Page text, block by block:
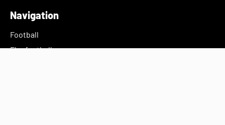
Navigation
Football
Flagfootball